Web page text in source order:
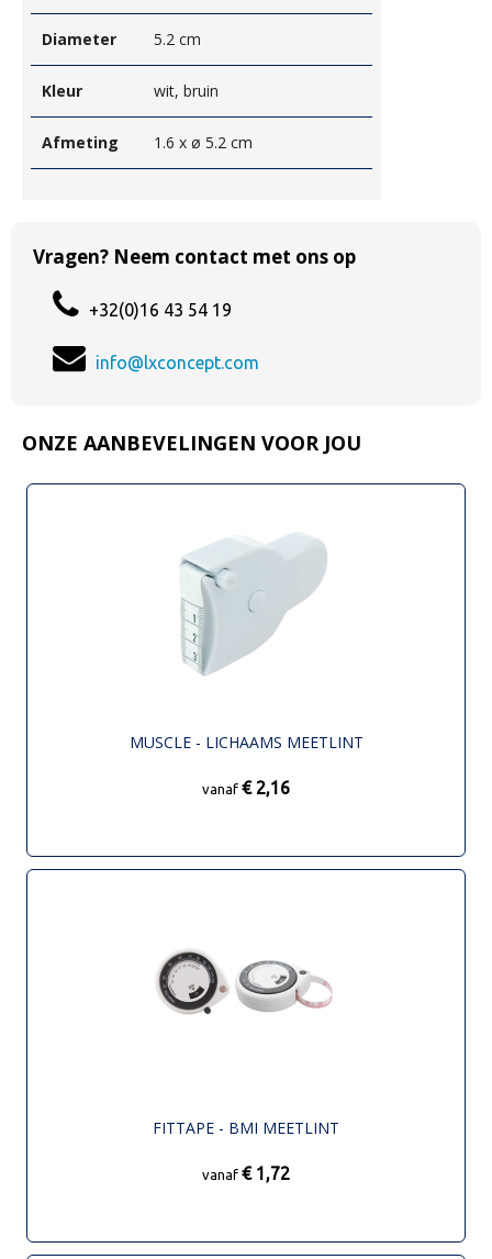
Diameter 5.2 cm
Kleur wit, bruin
Afmeting 1.6 x ø 5.2 cm
Vragen? Neem contact met ons op
+32(0)16 43 54 19
info@lxconcept.com
ONZE AANBEVELINGEN VOOR JOU
MUSCLE - LICHAAMS MEETLINT
vanaf € 2,16
FITTAPE - BMI MEETLINT
vanaf € 1,72